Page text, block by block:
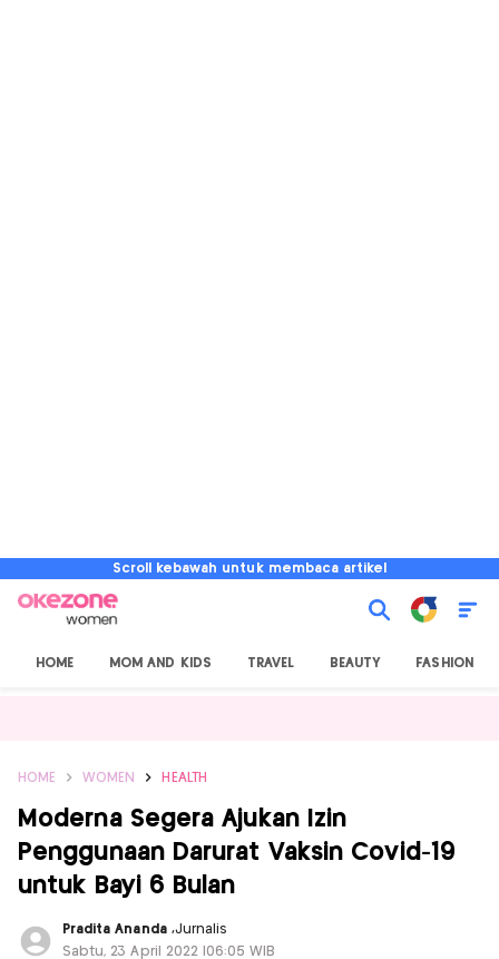
Scroll kebawah untuk membaca artikel
HOME MOM AND KIDS TRAVEL BEAUTY FASHION
HOME WOMEN HEALTH
Moderna Segera Ajukan Izin
Penggunaan Darurat Vaksin Covid-19
untuk Bayi 6 Bulan
Pradita Ananda ,Jurnalis
Sabtu, 23 April 2022 |06:05 WIB